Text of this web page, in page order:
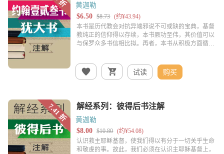
黄迦勒
试读 购买
黄迦勒